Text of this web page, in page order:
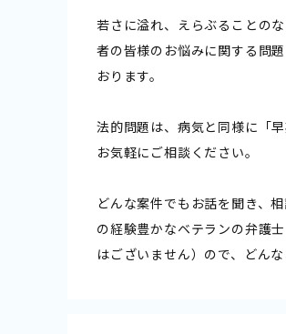
若さに溢れ、えらぶることの
者の皆様のお悩みに関する問
おります。
法的問題は、病気と同様に「
お気軽にご相談ください。
どんな案件でもお話を聞き、
の経験豊かなベテランの弁護
はございません）ので、どん